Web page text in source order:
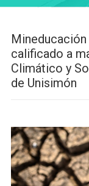
calificado a
Climático y
de Unisimón